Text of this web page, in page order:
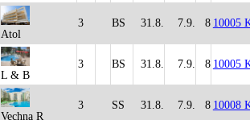
Atol
3 BS 31.8. 7.9. 8 10005
L & B
3 BS 31.8. 7.9. 8 10005
Vechna R
3 SS 31.8. 7.9. 8 10008